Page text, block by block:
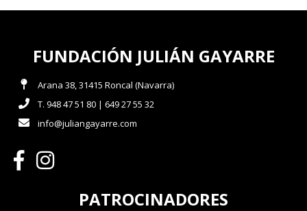
FUNDACIÓN JULIÁN GAYARRE
Arana 38, 31415 Roncal (Navarra)
T. 948 47 51 80 | 649 27 55 32
info@juliangayarre.com
PATROCINADORES